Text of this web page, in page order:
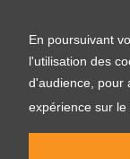
En poursuivant
l'utilisation des
d'audience, pour
expérience sur le